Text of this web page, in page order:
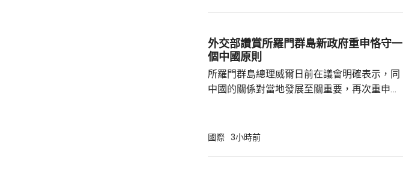
圖突破「無核三原則」，暴露出日本右翼勢力
日益膨脹的政治、軍事野心，是拿一億多日本
外交部讚賞所羅門群島新政府重申恪守一
個中國原則
所羅門群島總理威爾日前在議會明確表示，同
中國的關係對當地發展至關重要，再次重申所
個中國，台灣是中國領土不可分割的一部分，
國際 3小時前